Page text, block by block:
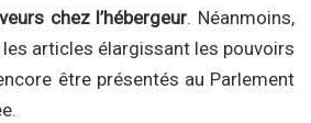
chez l’hébergeur. Néanmoins,
articles élargissant les pouvoirs
être présentés au Parlement